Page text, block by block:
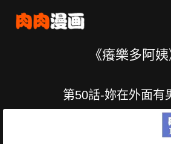
《癢樂多阿姨
第50話-妳在外面有